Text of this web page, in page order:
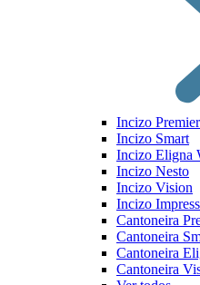
Incizo
Incizo Smart
Incizo Eligna
Incizo Nesto
Incizo Vision
Incizo
Cantoneira
Cantoneira
Cantoneira
Cantoneira